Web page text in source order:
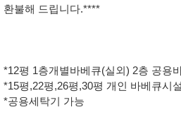
환불해 드립니다.****
*12평 1층개별바베큐(실외) 2층 공용
*15평,22평,26평,30평 개인 바베큐시
*공용세탁기 가능